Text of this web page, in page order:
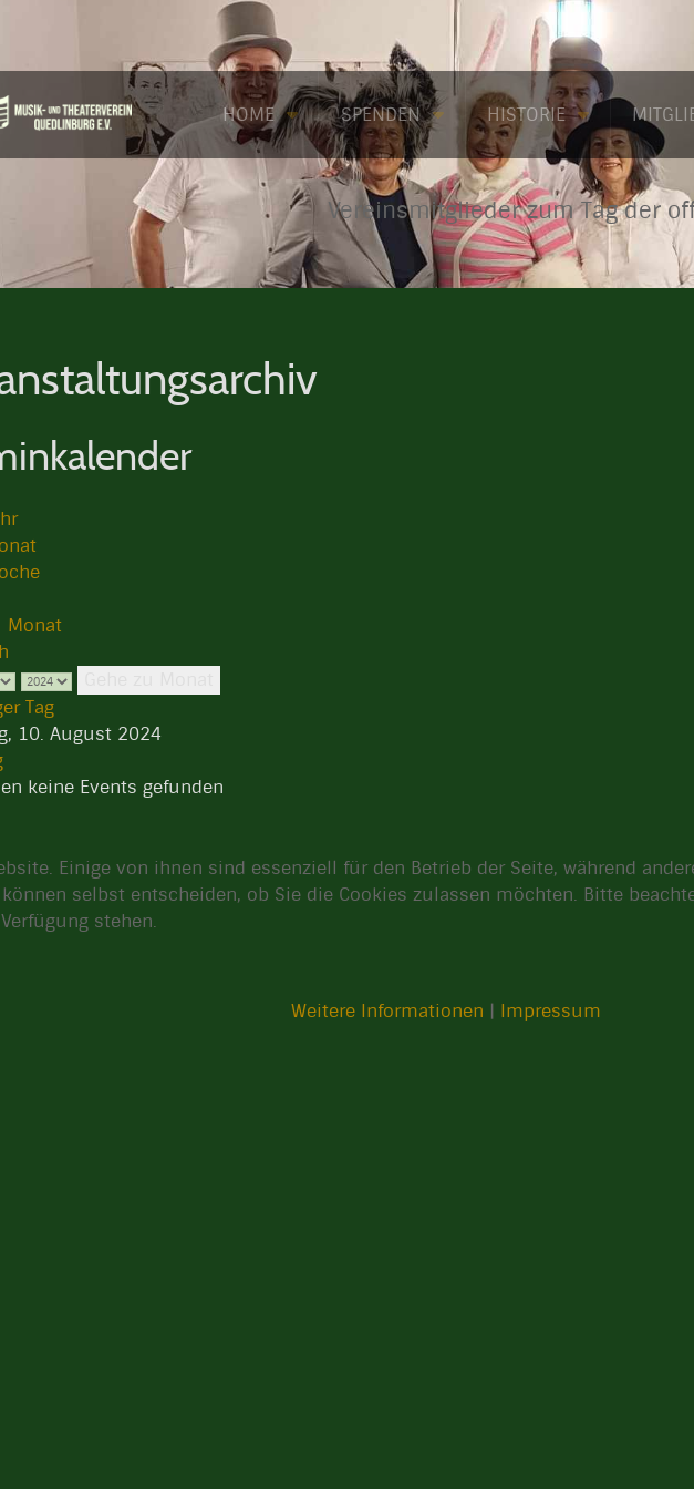
HOME SPENDEN HISTORIE
Vereinsmitglieder zum Tag der
Monat
Tag
10. August 2024
keine Events gefunden
Einige von ihnen sind essenziell für den Betrieb der Seite, während
können selbst entscheiden, ob Sie die Cookies zulassen möchten. Bitte
stehen.
Weitere Informationen | Impressum